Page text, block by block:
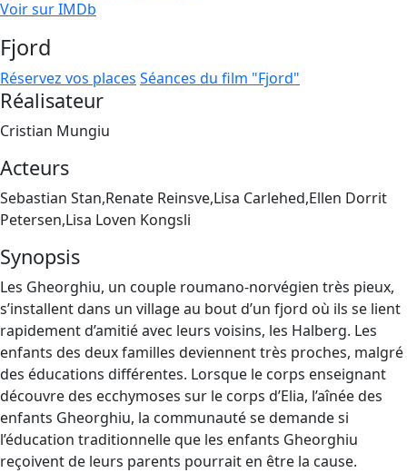
Voir sur IMDb
Fjord
Réservez vos places Séances du film "Fjord"
Réalisateur
Cristian Mungiu
Acteurs
Sebastian Stan,Renate Reinsve,Lisa Carlehed,Ellen Dorrit
Petersen,Lisa Loven Kongsli
Synopsis
Les Gheorghiu, un couple roumano-norvégien très pieux,
s’installent dans un village au bout d’un fjord où ils se lient
rapidement d’amitié avec leurs voisins, les Halberg. Les
enfants des deux familles deviennent très proches, malgré
des éducations différentes. Lorsque le corps enseignant
découvre des ecchymoses sur le corps d’Elia, l’aînée des
enfants Gheorghiu, la communauté se demande si
l’éducation traditionnelle que les enfants Gheorghiu
reçoivent de leurs parents pourrait en être la cause.